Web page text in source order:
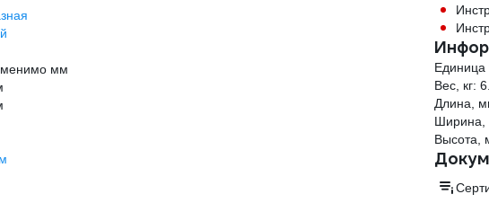
мм
Единица
Вес, кг:
Длина,
Ширина,
Высота,